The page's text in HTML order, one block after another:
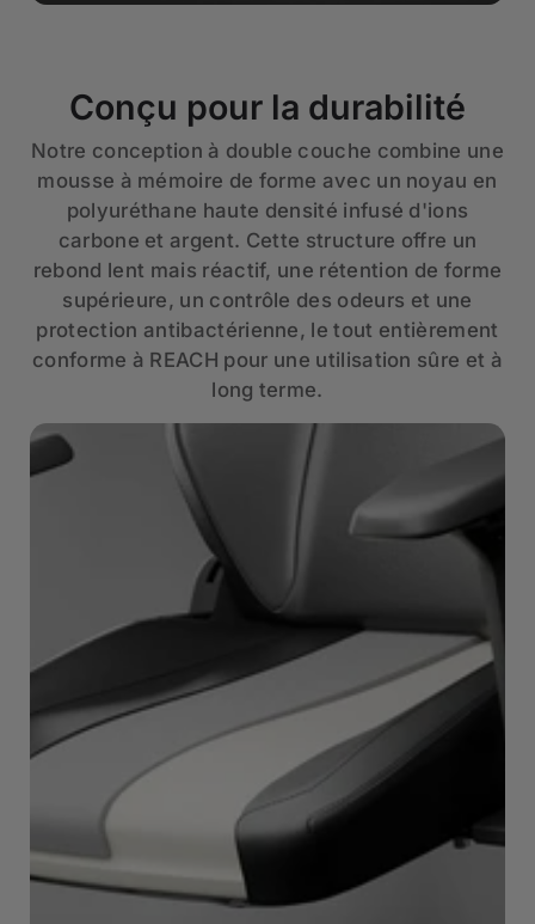
Conçu pour la durabilité
Notre conception à double couche combine une
mousse à mémoire de forme avec un noyau en
polyuréthane haute densité infusé d'ions
carbone et argent. Cette structure offre un
rebond lent mais réactif, une rétention de forme
supérieure, un contrôle des odeurs et une
protection antibactérienne, le tout entièrement
conforme à REACH pour une utilisation sûre et à
long terme.